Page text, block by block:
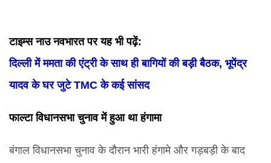
टाइम्स नाउ नवभारत पर यह भी पढ़ें:
दिल्ली में ममता की एंट्री के साथ ही बागियों की बड़ी बैठक, भूपेंद्र
यादव के घर जुटे TMC के कई सांसद
फाल्टा विधानसभा चुनाव में हुआ था हंगामा
बंगाल विधानसभा चुनाव के दौरान भारी हंगामे और गड़बड़ी के बाद